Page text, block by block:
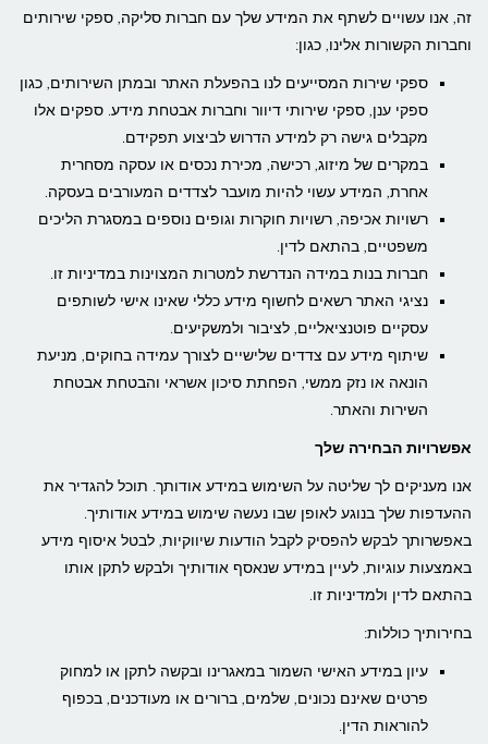
זה, אנו עשויים לשתף את המידע שלך עם חברות סליקה, ספקי שירותים
וחברות הקשורות אלינו, כגון:
ספקי שירות המסייעים לנו בהפעלת האתר ובמתן השירותים, כגון
ספקי ענן, ספקי שירותי דיוור וחברות אבטחת מידע. ספקים אלו
מקבלים גישה רק למידע הדרוש לביצוע תפקידם.
במקרים של מיזוג, רכישה, מכירת נכסים או עסקה מסחרית
אחרת, המידע עשוי להיות מועבר לצדדים המעורבים בעסקה.
רשויות אכיפה, רשויות חוקרות וגופים נוספים במסגרת הליכים
משפטיים, בהתאם לדין.
חברות בנות במידה הנדרשת למטרות המצוינות במדיניות זו.
נציגי האתר רשאים לחשוף מידע כללי שאינו אישי לשותפים
עסקיים פוטנציאליים, לציבור ולמשקיעים.
שיתוף מידע עם צדדים שלישיים לצורך עמידה בחוקים, מניעת
הונאה או נזק ממשי, הפחתת סיכון אשראי והבטחת אבטחת
השירות והאתר.
אפשרויות הבחירה שלך
אנו מעניקים לך שליטה על השימוש במידע אודותך. תוכל להגדיר את
ההעדפות שלך בנוגע לאופן שבו נעשה שימוש במידע אודותיך.
באפשרותך לבקש להפסיק לקבל הודעות שיווקיות, לבטל איסוף מידע
באמצעות עוגיות, לעיין במידע שנאסף אודותיך ולבקש לתקן אותו
בהתאם לדין ולמדיניות זו.
בחירותיך כוללות:
עיון במידע האישי השמור במאגרינו ובקשה לתקן או למחוק
פרטים שאינם נכונים, שלמים, ברורים או מעודכנים, בכפוף
להוראות הדין.